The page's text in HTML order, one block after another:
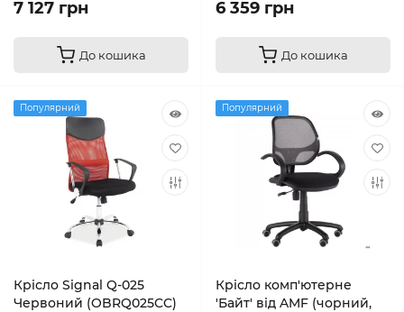
7 127 грн
До кошика
6 359 грн
До кошика
Популярний
Крісло Signal Q-025
Червоний (OBRQ025CC)
Популярний
Крісло комп'ютерне
'Байт' від AMF (чорний,